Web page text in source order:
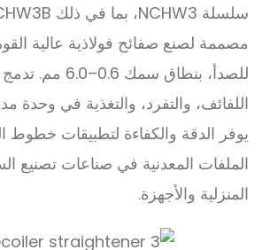
مصممة لصنع صفائح فولاذية عالية
للصدأ، بنطاق سمك 0.6
–
6.0 مم.
اللفائف، والتفرد، والتغذية في وحدة
يوفر الدقة والكفاءة لتطبيقات خطوط
الملفات المعدنية في صناعات تصنيع
المنزلية والأجهزة.